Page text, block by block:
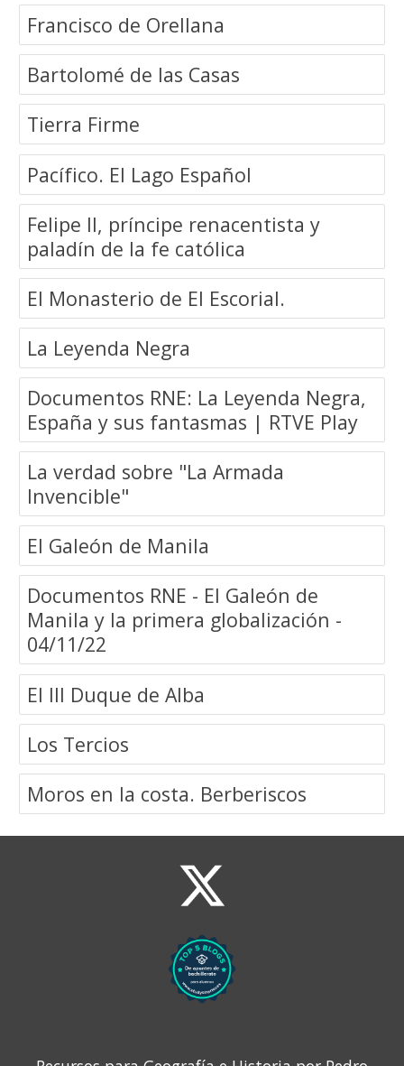
Francisco de Orellana
Bartolomé de las Casas
Tierra Firme
Pacífico. El Lago Español
Felipe II, príncipe renacentista y
paladín de la fe católica
El Monasterio de El Escorial.
La Leyenda Negra
Documentos RNE: La Leyenda Negra,
España y sus fantasmas | RTVE Play
La verdad sobre "La Armada
Invencible"
El Galeón de Manila
Documentos RNE - El Galeón de
Manila y la primera globalización -
04/11/22
El III Duque de Alba
Los Tercios
Moros en la costa. Berberiscos